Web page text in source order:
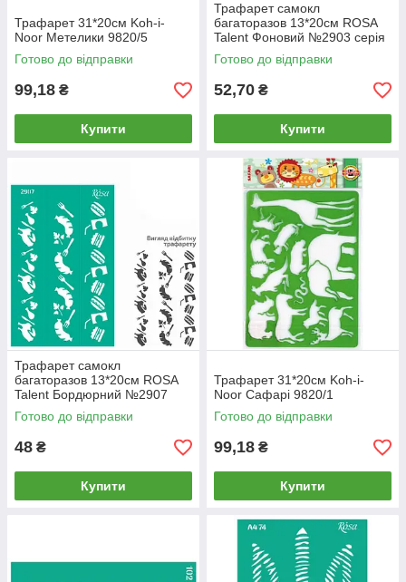
Трафарет 31*20см Koh-i-
Noor Метелики 9820/5
Готово до відправки
99,18 ₴
Купити
Трафарет самокл
багаторазов 13*20см ROSA
Talent Фоновий №2903 серія
Кухня GTP50083245
Готово до відправки
52,70 ₴
Купити
Трафарет самокл
багаторазов 13*20см ROSA
Talent Бордюрний №2907
серія Кухня GTP50083249
Готово до відправки
48 ₴
Купити
Трафарет 31*20см Koh-i-
Noor Сафарі 9820/1
Готово до відправки
99,18 ₴
Купити